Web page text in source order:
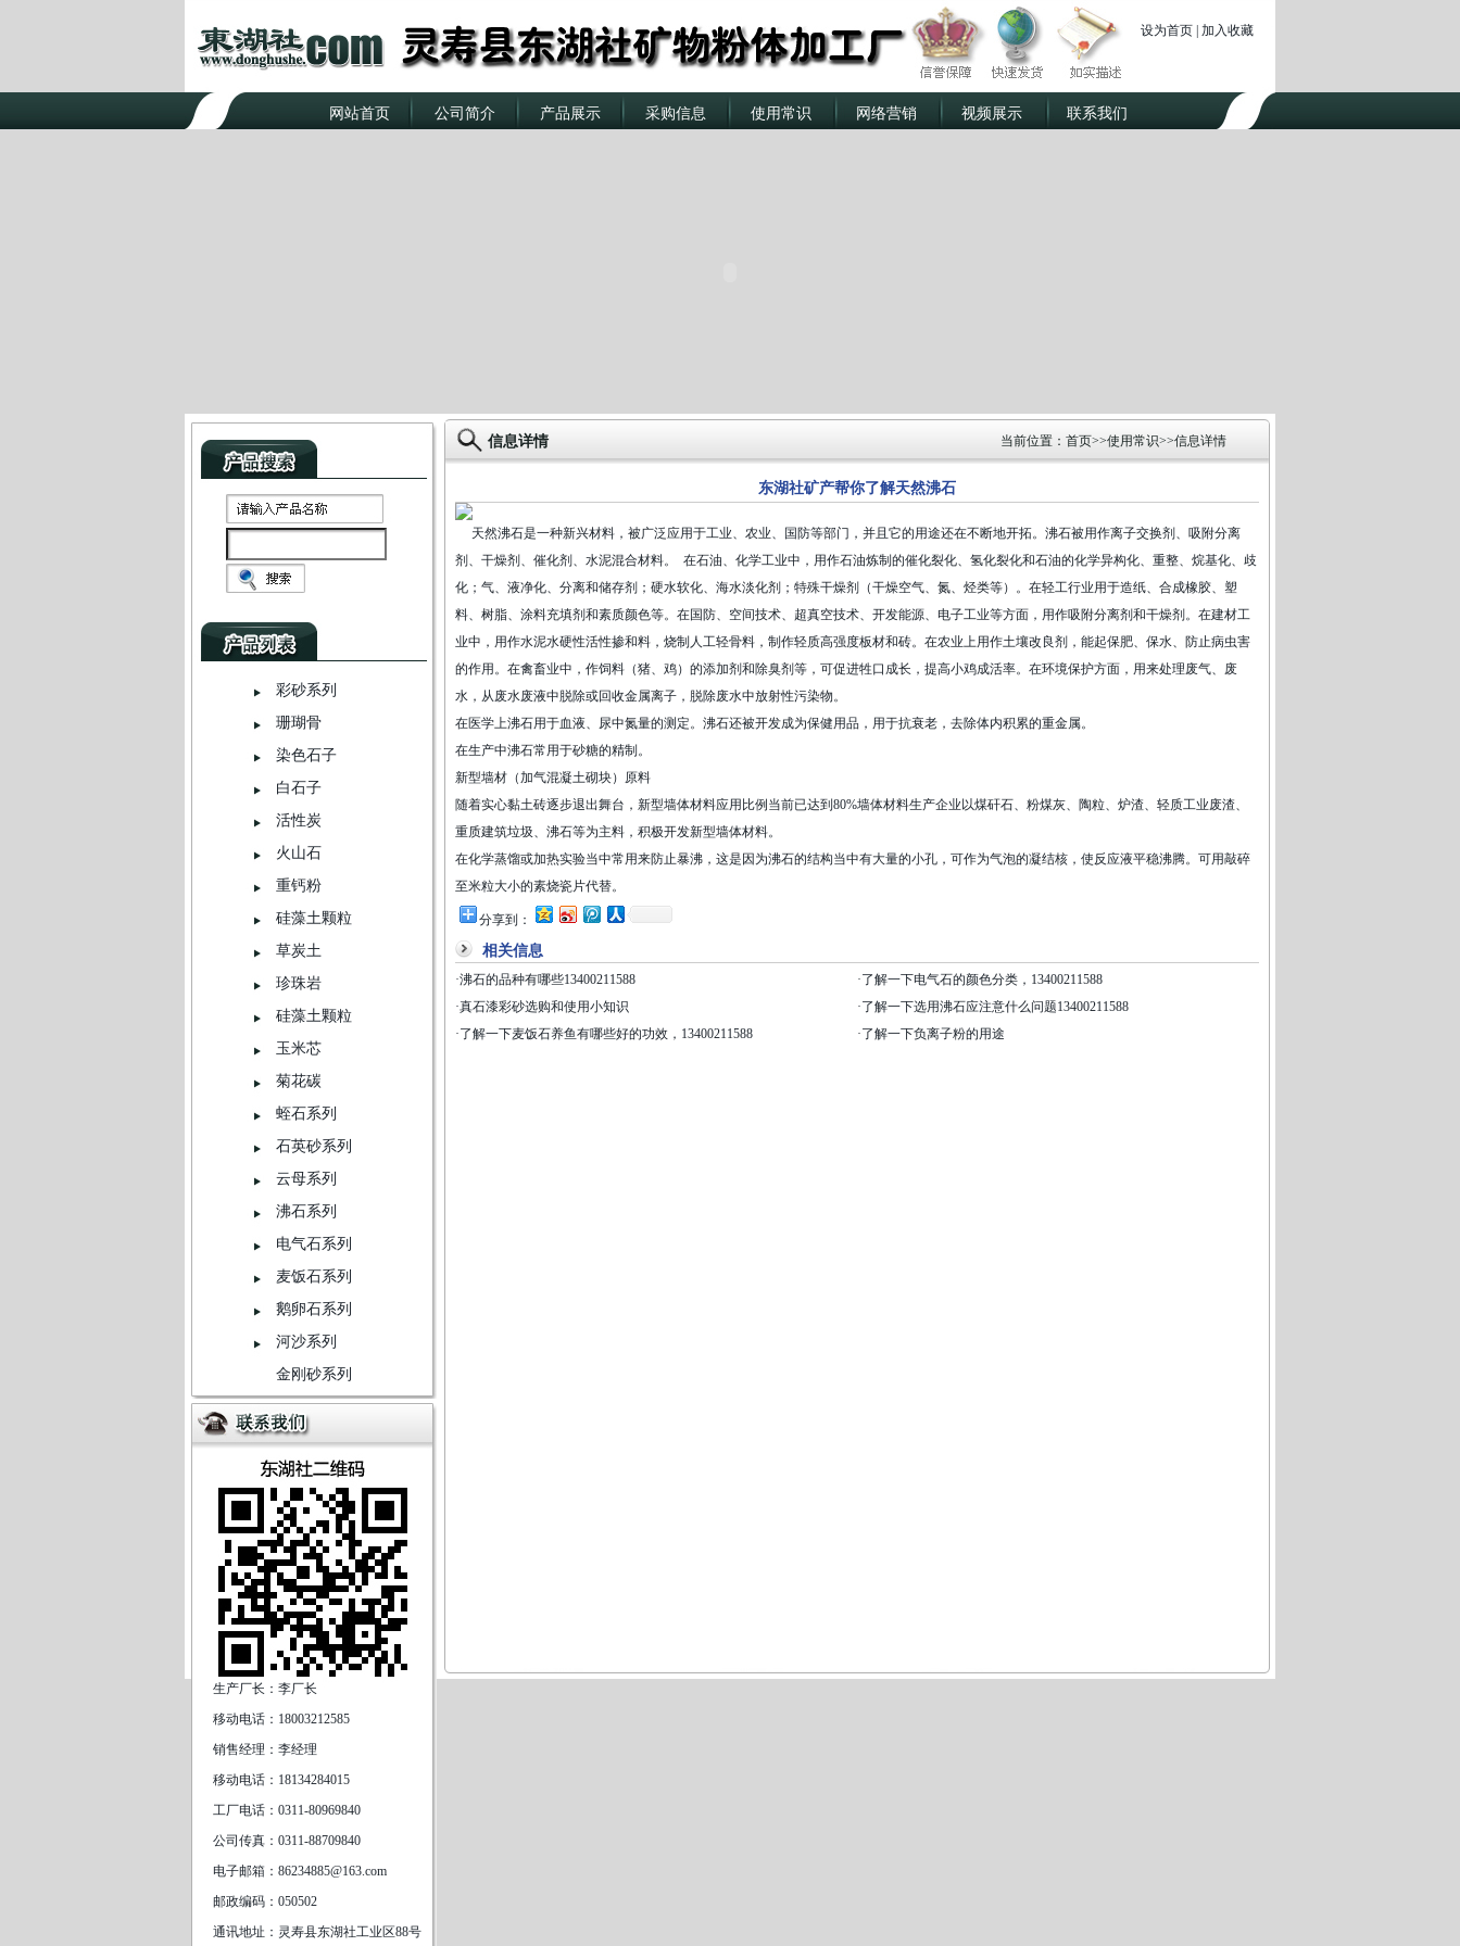
设为首页 加入收藏
网站首页 公司简介 产品展示 采购信息 使用常识 网络营销 视频展示 联系我们
彩砂系列
珊瑚骨
染色石子
白石子
活性炭
火山石
重钙粉
硅藻土颗粒
草炭土
珍珠岩
硅藻土颗粒
玉米芯
菊花碳
蛭石系列
石英砂系列
云母系列
沸石系列
电气石系列
麦饭石系列
鹅卵石系列
河沙系列
金刚砂系列
生产厂长：李厂长
移动电话：18003212585
销售经理：李经理
移动电话：18134284015
工厂电话：0311-80969840
公司传真：0311-88709840
电子邮箱：86234885@163.com
邮政编码：050502
通讯地址：灵寿县东湖社工业区88号
当前位置：首页>>使用常识>>信息详情
信息详情
东湖社矿产帮你了解天然沸石
天然沸石是一种新兴材料，被广泛应用于工业、农业、国防等部门，并且它的用途还在不断地开拓。沸石被用作离子交换剂、吸附分离
剂、干燥剂、催化剂、水泥混合材料。 在石油、化学工业中，用作石油炼制的催化裂化、氢化裂化和石油的化学异构化、重整、烷基化、歧
化；气、液净化、分离和储存剂；硬水软化、海水淡化剂；特殊干燥剂（干燥空气、氮、烃类等）。在轻工行业用于造纸、合成橡胶、塑
料、树脂、涂料充填剂和素质颜色等。在国防、空间技术、超真空技术、开发能源、电子工业等方面，用作吸附分离剂和干燥剂。在建材工
业中，用作水泥水硬性活性掺和料，烧制人工轻骨料，制作轻质高强度板材和砖。在农业上用作土壤改良剂，能起保肥、保水、防止病虫害
的作用。在禽畜业中，作饲料（猪、鸡）的添加剂和除臭剂等，可促进牲口成长，提高小鸡成活率。在环境保护方面，用来处理废气、废
水，从废水废液中脱除或回收金属离子，脱除废水中放射性污染物。
在医学上沸石用于血液、尿中氮量的测定。沸石还被开发成为保健用品，用于抗衰老，去除体内积累的重金属。
在生产中沸石常用于砂糖的精制。
新型墙材（加气混凝土砌块）原料
随着实心黏土砖逐步退出舞台，新型墙体材料应用比例当前已达到80%墙体材料生产企业以煤矸石、粉煤灰、陶粒、炉渣、轻质工业废渣、
重质建筑垃圾、沸石等为主料，积极开发新型墙体材料。
在化学蒸馏或加热实验当中常用来防止暴沸，这是因为沸石的结构当中有大量的小孔，可作为气泡的凝结核，使反应液平稳沸腾。可用敲碎
至米粒大小的素烧瓷片代替。
分享到：
相关信息
·沸石的品种有哪些13400211588 ·了解一下电气石的颜色分类，13400211588
·真石漆彩砂选购和使用小知识 ·了解一下选用沸石应注意什么问题13400211588
·了解一下麦饭石养鱼有哪些好的功效，13400211588 ·了解一下负离子粉的用途